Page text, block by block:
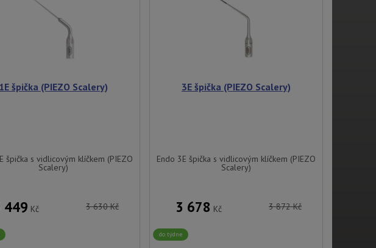
1E špička (PIEZO Scalery)
špička s vidlicovým klíčkem (PIEZO
Scalery)
449 Kč 3 630 Kč
3E špička (PIEZO Scalery)
Endo 3E špička s vidlicovým klíčkem (PIEZO
Scalery)
3 678 Kč 3 872 Kč
do týdne